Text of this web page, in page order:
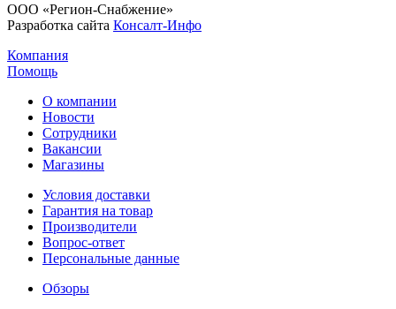
ООО «Регион-Снабжение»
Разработка сайта Консалт-Инфо
Компания
Помощь
О компании
Новости
Сотрудники
Вакансии
Магазины
Условия доставки
Гарантия на товар
Производители
Вопрос-ответ
Персональные данные
Обзоры